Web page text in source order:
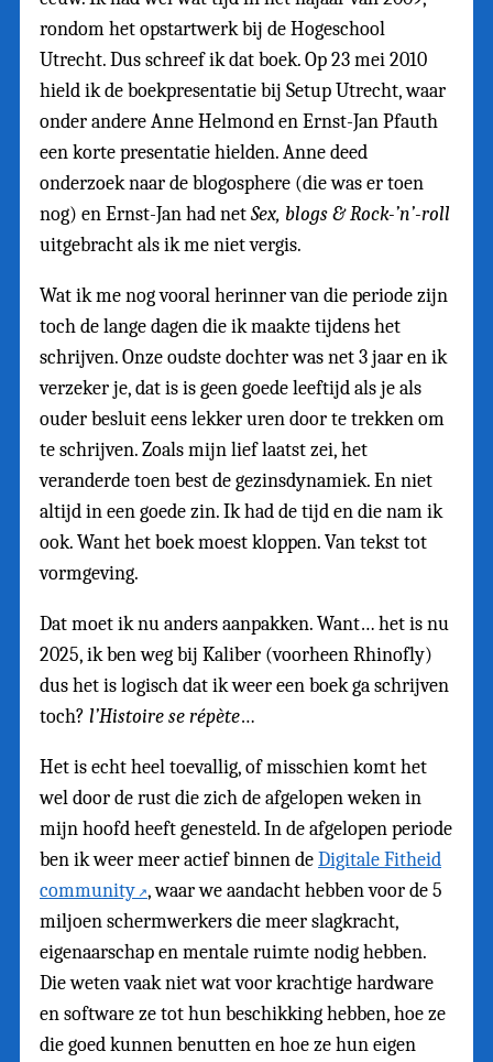
rondom het opstartwerk bij de Hogeschool
Utrecht. Dus schreef ik dat boek. Op 23 mei 2010
hield ik de boekpresentatie bij Setup Utrecht, waar
onder andere Anne Helmond en Ernst-Jan Pfauth
een korte presentatie hielden. Anne deed
onderzoek naar de blogosphere (die was er toen
nog) en Ernst-Jan had netSex, blogs & Rock-’n’-roll
uitgebracht als ik me niet vergis.
Wat ik me nog vooral herinner van die periode zijn
toch de lange dagen die ik maakte tijdens het
schrijven. Onze oudste dochter was net 3 jaar en ik
verzeker je, dat is is geen goede leeftijd als je als
ouder besluit eens lekker uren door te trekken om
te schrijven. Zoals mijn lief laatst zei, het
veranderde toen best de gezinsdynamiek. En niet
altijd in een goede zin. Ik had de tijd en die nam ik
ook. Want het boek moest kloppen. Van tekst tot
vormgeving.
Dat moet ik nu anders aanpakken. Want… het is nu
2025, ik ben weg bij Kaliber (voorheen Rhinofly)
dus het is logisch dat ik weer een boek ga schrijven
toch? l’Histoire se répète…
Het is echt heel toevallig, of misschien komt het
wel door de rust die zich de afgelopen weken in
mijn hoofd heeft genesteld. In de afgelopen periode
ben ik weer meer actief binnen deDigitale Fitheid
community , waar we aandacht hebben voor de 5
miljoen schermwerkers die meer slagkracht,
eigenaarschap en mentale ruimte nodig hebben.
Die weten vaak niet wat voor krachtige hardware
en software ze tot hun beschikking hebben, hoe ze
die goed kunnen benutten en hoe ze hun eigen